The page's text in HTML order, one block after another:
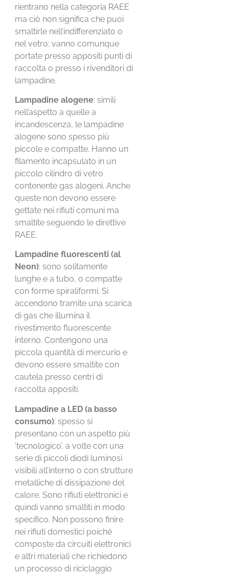
rientrano nella categoria RAEE
ma ciò non significa che puoi
smaltirle nell’indifferenziato o
nel vetro: vanno comunque
portate presso appositi punti di
raccolta o presso i rivenditori di
lampadine.
Lampadine alogene: simili
nell’aspetto a quelle a
incandescenza, le lampadine
alogene sono spesso più
piccole e compatte. Hanno un
filamento incapsulato in un
piccolo cilindro di vetro
contenente gas alogeni. Anche
queste non devono essere
gettate nei rifiuti comuni ma
smaltite seguendo le direttive
RAEE.
Lampadine fluorescenti (al
Neon): sono solitamente
lunghe e a tubo, o compatte
con forme spiraliformi. Si
accendono tramite una scarica
di gas che illumina il
rivestimento fluorescente
interno. Contengono una
piccola quantità di mercurio e
devono essere smaltite con
cautela presso centri di
raccolta appositi.
Lampadine a LED (a basso
consumo): spesso si
presentano con un aspetto più
‘tecnologico’, a volte con una
serie di piccoli diodi luminosi
visibili all’interno o con strutture
metalliche di dissipazione del
calore. Sono rifiuti elettronici e
quindi vanno smaltiti in modo
specifico. Non possono finire
nei rifiuti domestici poiché
composte da circuiti elettronici
e altri materiali che richiedono
un processo di riciclaggio